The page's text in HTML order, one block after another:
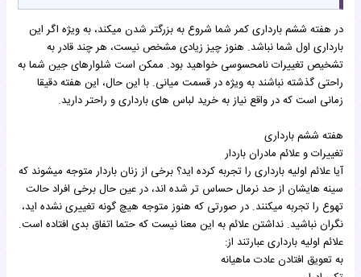
در هفته ششم بارداری کمر شما شروع به بزرگتر شدن میکند، به ویژه اگر این
بارداری اول شما نباشد. هنوز چیز زیادی مشخص نیست، هر چند قادر به
تشخیص تغییرات نامحسوسی خواهید بود. ممکن است شلوارهای جین شما به
راحتی گذشته نباشند به ویژه در قسمت میانی. با این حال، این هفته دقیقا
زمانی است که در واقع نیاز به خرید لباس های بارداری و راحتر دارید.
هفته ششم بارداری
تغییرات و علائم مادران باردار
آیا علائم اولیه بارداری را تجربه کرده اید؟ برخی از زنان باردار متوجه میشوند که
سینه هایشان از حد نرمال حساس تر شده اند، در عین حال برخی افراد حالت
تهوع را تجربه میکنند. در صورتی که هنوز متوجه هیچ گونه تغییری نشده اید،
نگران نباشید. نداشتن علائم به این معنا نیست که حتما اتفاق بدی افتاده است.
علائم اولیه بارداری عبارتند از:
به تعویق افتادن عادت ماهیانه